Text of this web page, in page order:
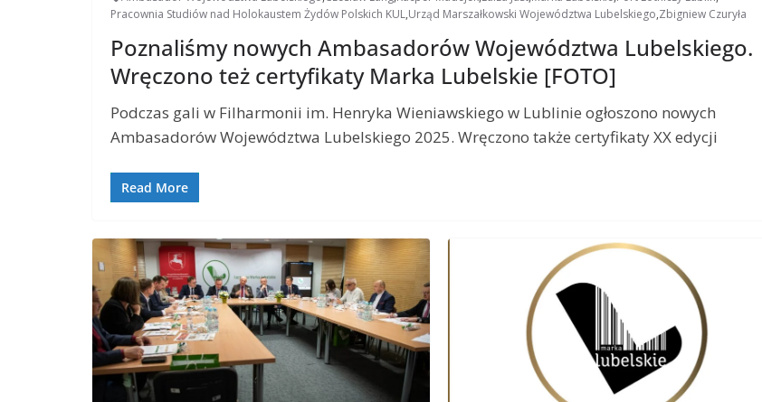
Pracownia Studiów nad Holokaustem Żydów Polskich KUL,Urząd Marszałkowski Województwa Lubelskiego,Zbigniew Czuryła
Poznaliśmy nowych Ambasadorów Województwa Lubelskiego.
Wręczono też certyfikaty Marka Lubelskie [FOTO]
Podczas gali w Filharmonii im. Henryka Wieniawskiego w Lublinie ogłoszono nowych
Ambasadorów Województwa Lubelskiego 2025. Wręczono także certyfikaty XX edycji
Read More